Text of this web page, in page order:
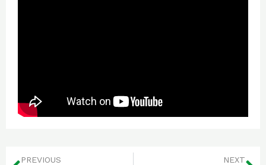
PREVIOUS NEXT